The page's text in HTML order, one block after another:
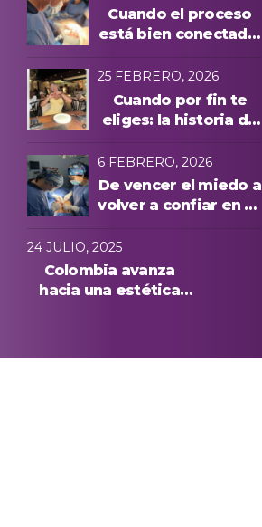
Cuando el proceso
está bien conectado,
25 FEBRERO, 2026
Cuando por fin te
eliges: la historia de
experiencia cuidada
de principio a fin
6 FEBRERO, 2026
De vencer el miedo a
volver a confiar en su
internacional en
Medellín
24 JULIO, 2025
Colombia avanza
hacia una estética